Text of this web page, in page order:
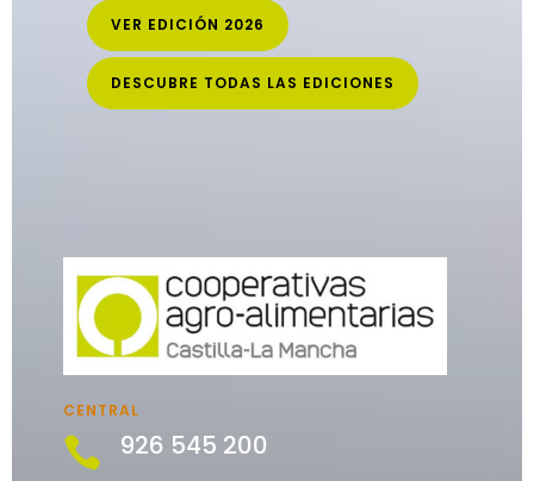
VER EDICIÓN 2026
DESCUBRE TODAS LAS EDICIONES
CENTRAL
 926 545 200